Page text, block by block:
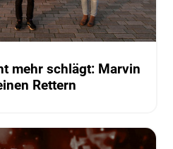
mehr schlägt: Marvin
Rettern